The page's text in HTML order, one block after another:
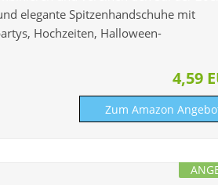
elegante Spitzenhandschuhe mit
Hochzeiten, Halloween-
4,59
Zum Amazon